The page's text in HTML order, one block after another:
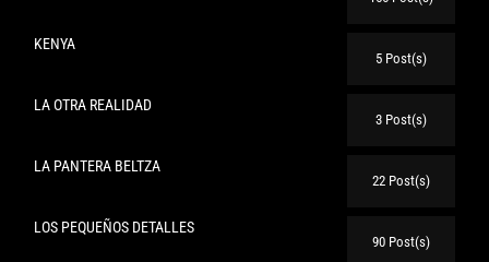
KENYA
5 Post(s)
LA OTRA REALIDAD
3 Post(s)
LA PANTERA BELTZA
22 Post(s)
LOS PEQUEÑOS DETALLES
90 Post(s)